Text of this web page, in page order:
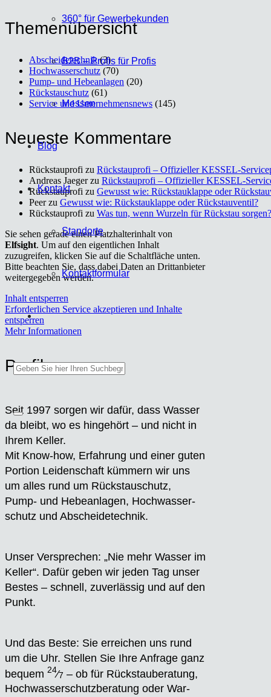
360° für Gewer­be­kun­den
B2B – Pro­fis für Pro­fis
Mes­sen
Blog
Kon­takt
Stand­or­te
Kon­takt­for­mu­lar
The­men­über­sicht
Abscheidetechnik(3)
Hochwasserschutz (70)
Pump- und Hebeanlagen (20)
Rückstauschutz (61)
Service und Unternehmensnews (145)
Neu­es­te Kom­men­ta­re
Rückstauprofi zu Rück­stau­pro­fi – Offi­zi­el­ler KES­SEL-
Andreas Jaegerzu Rück­stau­pro­fi – Offi­zi­el­ler KES­SEL-
Rückstauprofi zu Gewusst wie: Rück­stau­klap­pe oder
Peerzu Gewusst wie: Rück­stau­klap­pe oder Rück­stau­ven­til?
Rückstauprofi zu Was tun, wenn Wur­zeln für Rück­stau sor­gen?
Sie sehen gerade einen Platzhalterinhalt von
Elfsight. Um auf den eigentlichen Inhalt
zuzugreifen, klicken Sie auf die Schaltfläche unten.
Bitte beachten Sie, dass dabei Daten an Drittanbieter
weitergegeben werden.
Inhalt entsperren
Erforderlichen Service akzeptieren und Inhalte
entsperren
Mehr Informationen
Pro­fil
Seit 1997 sor­gen wir dafür, dass Was­ser
da bleibt, wo es hin­ge­hört – und nicht in
Ihrem Kel­ler.
Mit Know-how, Erfah­rung und einer guten
Por­ti­on Lei­den­schaft küm­mern wir uns
um alles rund um Rückstau­schutz,
Pump- und Hebe­an­la­gen, Hoch­was­ser­
schutz und Abschei­de­tech­nik.
Unser Ver­spre­chen: „Nie mehr Was­ser im
Kel­ler“. Dafür geben wir jeden Tag unser
Bes­tes – schnell, zuver­läs­sig und auf den
Punkt.
Und das Bes­te: Sie errei­chen uns rund
um die Uhr. Stel­len Sie Ihre Anfra­ge ganz
bequem 24⁄7 – ob für Rück­stau­be­ra­tung,
Hoch­was­ser­schutz­be­ra­tung oder War­